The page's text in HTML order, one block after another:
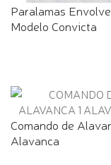
Paralamas
Modelo Convicta
Comando de
Alavanca